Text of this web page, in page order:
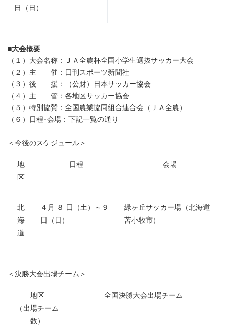
日（日）
■大会概要
（１）大会名称：ＪＡ全農杯全国小学生選抜サッカー大会
（２）主 催：日刊スポーツ新聞社
（３）後 援：（公財）日本サッカー協会
（４）主 管：各地区サッカー協会
（５）特別協賛：全国農業協同組合連合会（ＪＡ全農）
（６）日程･会場：下記一覧の通り
＜今後のスケジュール＞
地
区
日程 会場
北
海
道
４月 ８ 日（土）～９
日（日）
緑ヶ丘サッカー場（北海道
苫小牧市）
＜決勝大会出場チーム＞
地区
（出場チーム
数）
全国決勝大会出場チーム